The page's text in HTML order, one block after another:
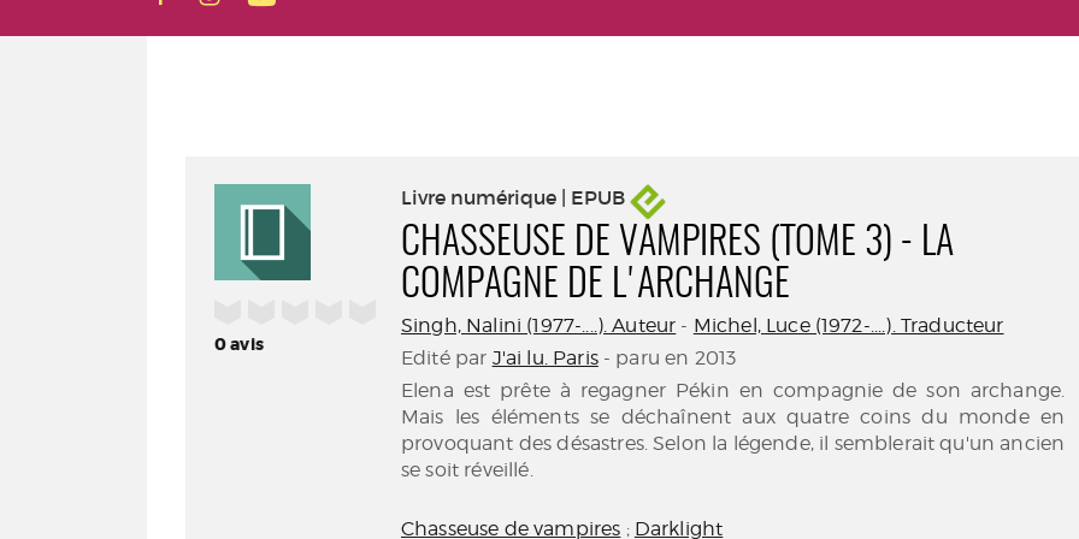
0avis
Livre numérique | EPUB
CHASSEUSE DE VAMPIRES (TOME 3) - LA
COMPAGNE DE L'ARCHANGE
Singh, Nalini (1977-....). Auteur - Michel, Luce (1972-....). Traducteur
Edité par J'ai lu. Paris- paru en 2013
Elena est prête à regagner Pékin en compagnie de son archange.
Mais les éléments se déchaînent aux quatre coins du monde en
provoquant des désastres. Selon la légende, il semblerait qu'un ancien
se soit réveillé.
Chasseuse de vampires ; Darklight